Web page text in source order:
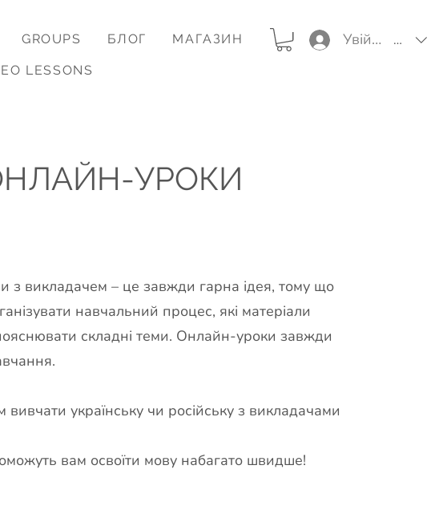
GROUPS БЛОГ МАГАЗИН
LESSONS
Увійти EUR (€)
УРОКИ
з викладачем – це завжди гарна ідея, тому що
навчальний процес, які матеріали
складні теми. Онлайн-уроки завжди
українську чи російську з викладачами
вам освоїти мову набагато швидше!